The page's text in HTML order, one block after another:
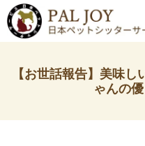
【お世話報告】美味
ゃんの